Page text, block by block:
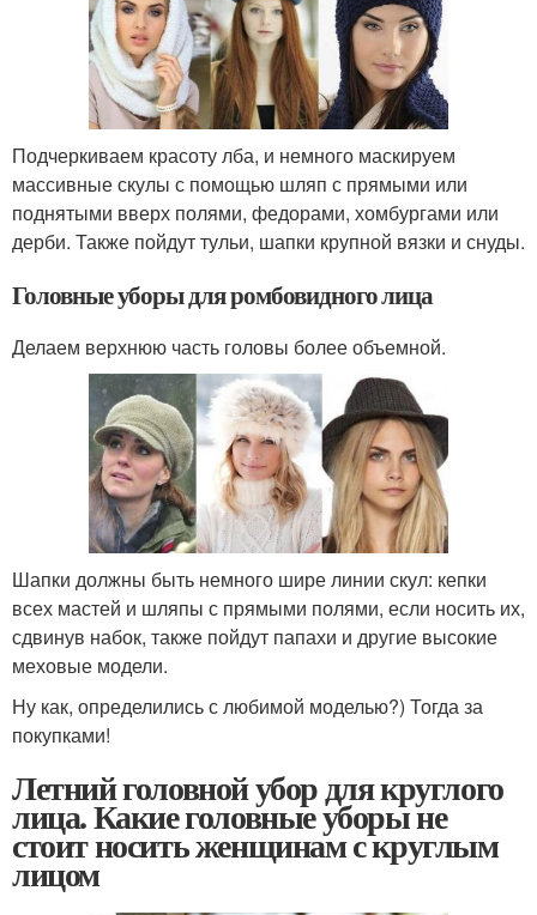
Подчеркиваем красоту лба, и немного маскируем
массивные скулы с помощью шляп с прямыми или
поднятыми вверх полями, федорами, хомбургами или
дерби. Также пойдут тульи, шапки крупной вязки и снуды.
Головные уборы для ромбовидного лица
Делаем верхнюю часть головы более объемной.
Шапки должны быть немного шире линии скул: кепки
всех мастей и шляпы с прямыми полями, если носить их,
сдвинув набок, также пойдут папахи и другие высокие
меховые модели.
Ну как, определились с любимой моделью?) Тогда за
покупками!
Летний головной убор для круглого
лица. Какие головные уборы не
стоит носить женщинам с круглым
лицом